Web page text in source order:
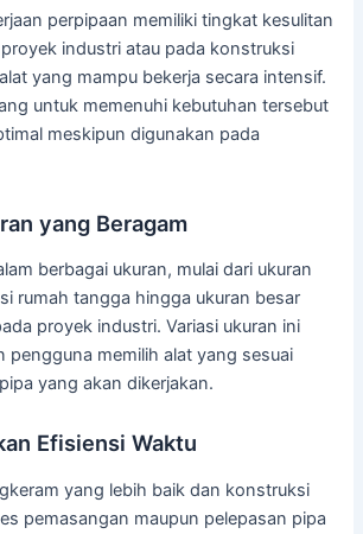
perpipaan memiliki tingkat kesulitan
industri atau pada konstruksi
yang mampu bekerja secara intensif.
untuk memenuhi kebutuhan tersebut
meskipun digunakan pada
yang Beragam
berbagai ukuran, mulai dari ukuran
rumah tangga hingga ukuran besar
proyek industri. Variasi ukuran ini
pengguna memilih alat yang sesuai
yang akan dikerjakan.
Efisiensi Waktu
yang lebih baik dan konstruksi
pemasangan maupun pelepasan pipa